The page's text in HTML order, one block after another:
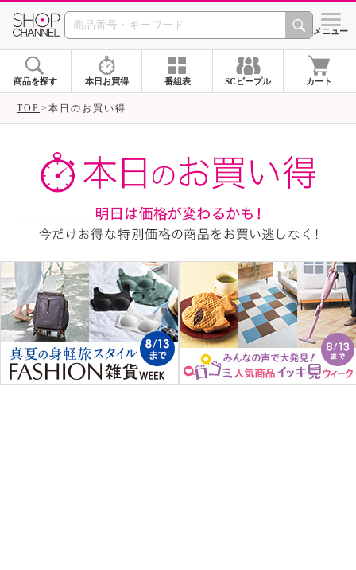
SHOP CHANNEL ショッ
メニュー
商品を探す 本日お買得 番組表 SCピープル カート
TOP 本日のお買い得